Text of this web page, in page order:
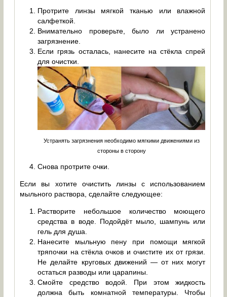
Протрите линзы мягкой тканью или влажной
салфеткой.
Внимательно проверьте, было ли устранено
загрязнение.
Если грязь осталась, нанесите на стёкла спрей
для очистки.
Устранять загрязнения необходимо мягкими движениями из
стороны в сторону
Снова протрите очки.
Если вы хотите очистить линзы с использованием
мыльного раствора, сделайте следующее:
Растворите небольшое количество моющего
средства в воде. Подойдёт мыло, шампунь или
гель для душа.
Нанесите мыльную пену при помощи мягкой
тряпочки на стёкла очков и очистите их от грязи.
Не делайте круговых движений — от них могут
остаться разводы или царапины.
Смойте средство водой. При этом жидкость
должна быть комнатной температуры. Чтобы